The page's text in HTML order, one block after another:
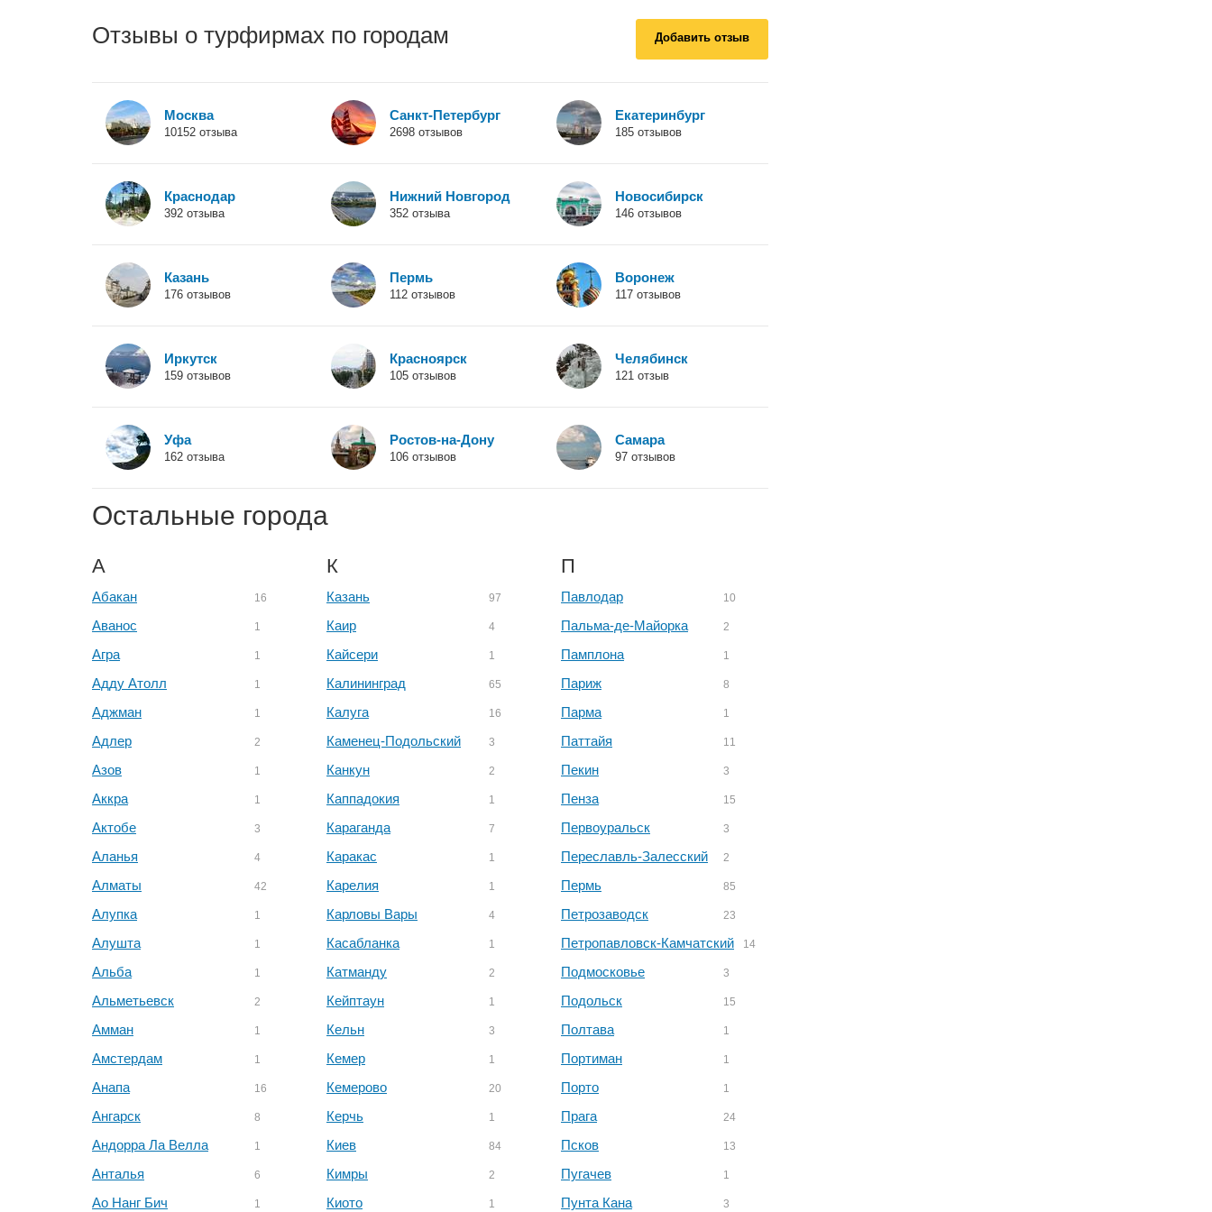
Отзывы о турфирмах по городам Добавить отзыв
Москва
10152 отзыва
Санкт-Петербург
2698 отзывов
Екатеринбург
185 отзывов
Краснодар
392 отзыва
Нижний Новгород
352 отзыва
Новосибирск
146 отзывов
Казань
176 отзывов
Пермь
112 отзывов
Воронеж
117 отзывов
Иркутск
159 отзывов
Красноярск
105 отзывов
Челябинск
121 отзыв
Уфа
162 отзыва
Ростов-на-Дону
106 отзывов
Самара
97 отзывов
Остальные города
А
Абакан 16
Аванос 1
Агра 1
Адду Атолл 1
Аджман 1
Адлер 2
Азов 1
Аккра 1
Актобе 3
Аланья 4
Алматы 42
Алупка 1
Алушта 1
Альба 1
Альметьевск 2
Амман 1
Амстердам 1
Анапа 16
Ангарск 8
Андорра Ла Велла 1
Анталья 6
Ао Нанг Бич 1
К
Казань 97
Каир 4
Кайсери 1
Калининград 65
Калуга 16
Каменец-Подольский 3
Канкун 2
Каппадокия 1
Караганда 7
Каракас 1
Карелия 1
Карловы Вары 4
Касабланка 1
Катманду 2
Кейптаун 1
Кельн 3
Кемер 1
Кемерово 20
Керчь 1
Киев 84
Кимры 2
Киото 1
П
Павлодар 10
Пальма-де-Майорка 2
Памплона 1
Париж 8
Парма 1
Паттайя 11
Пекин 3
Пенза 15
Первоуральск 3
Переславль-Залесский 2
Пермь 85
Петрозаводск 23
Петропавловск-Камчатский 14
Подмосковье 3
Подольск 15
Полтава 1
Портиман 1
Порто 1
Прага 24
Псков 13
Пугачев 1
Пунта Кана 3